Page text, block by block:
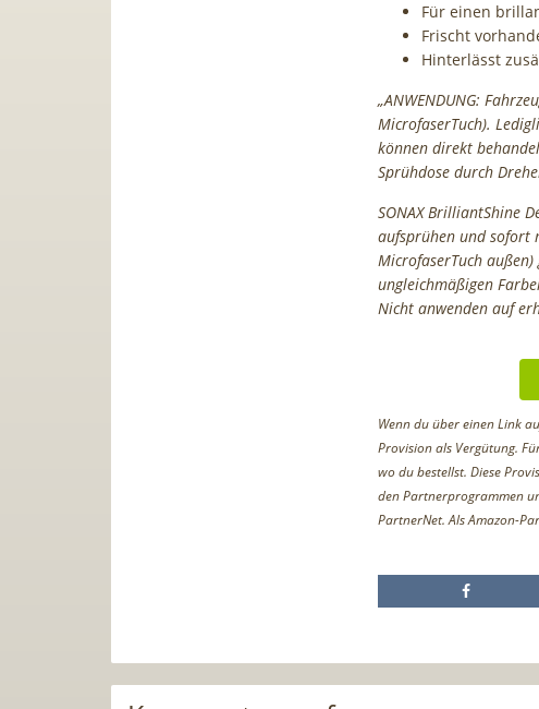
Für einen
Frischt
Hinterlässt
„ANWENDUNG:
MicrofaserTuch).
können direkt
Sprühdose durch
SONAX BrilliantShine
aufsprühen und sofort
MicrofaserTuch
ungleichmäßigen
Nicht anwenden auf
Wenn du über einen Link
Provision als Vergütung.
wo du bestellst. Diese
den Partnerprogrammen
PartnerNet. Als Amazon-